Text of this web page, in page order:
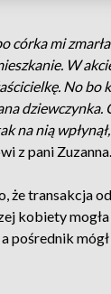
córka mi
W
No bo
dziewczynka.
na nią
z pani Zuzanna.
że transakcja
kobiety
pośrednik